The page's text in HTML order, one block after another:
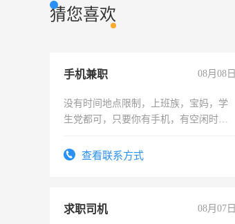
猜您喜欢
手机兼职 08月08日
没有时间地点限制，上班族，宝妈，学
生党都可，只要你有手机，有空闲时
勤快的四五十，每天挣零花钱没问题！
查看联系方式
求职司机 08月07日